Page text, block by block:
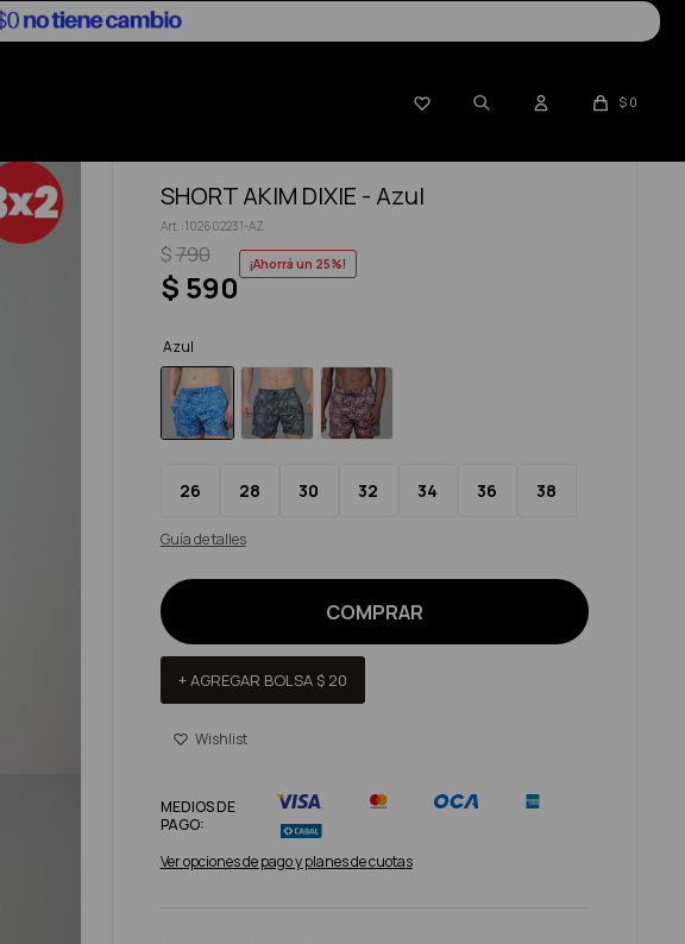
 $ 0
SHORT AKIM DIXIE - Azul
102602231-AZ
$ 590
$790 25
Azul
26 28 30 32 34 36 38
Guía de talles
COMPRAR
+ AGREGAR BOLSA$ 20
MEDIOS DE
PAGO:
Ver opciones de pago y planes de cuotas